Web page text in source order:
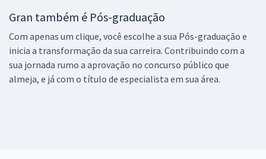
Gran também é Pós-graduação
Com apenas um clique, você escolhe a sua Pós-graduação e
inicia a transformação da sua carreira. Contribuindo com a
sua jornada rumo a aprovação no concurso público que
almeja, e já com o título de especialista em sua área.